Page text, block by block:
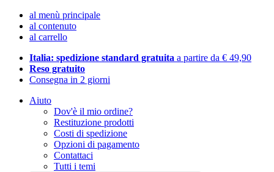
al menù principale
al contenuto
al carrello
Italia: spedizione standard gratuita a partire da € 49,90
Reso gratuito
Consegna in 2 giorni
Aiuto
Dov'è il mio ordine?
Restituzione prodotti
Costi di spedizione
Opzioni di pagamento
Contattaci
Tutti i temi